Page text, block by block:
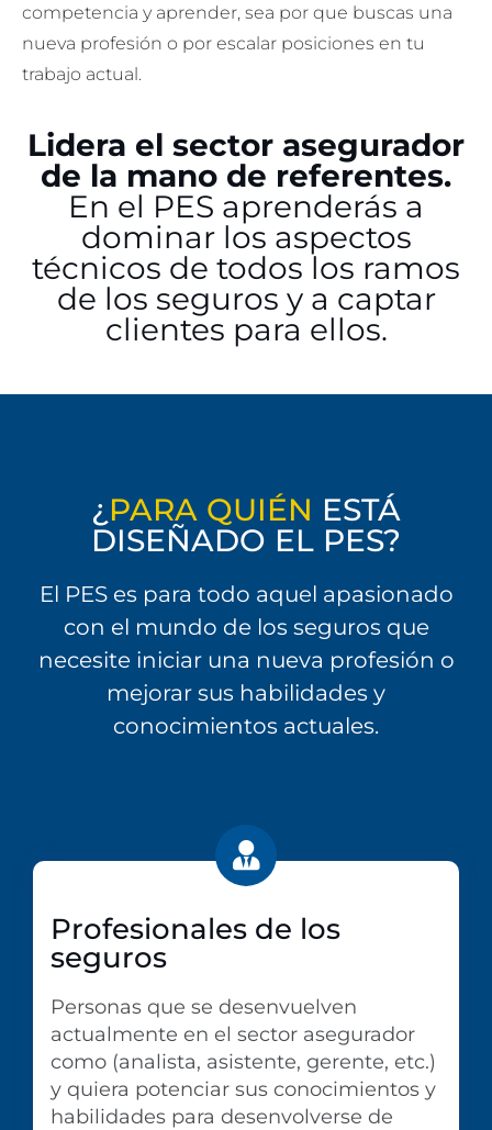
competencia y aprender, sea por que buscas una
nueva profesión o por escalar posiciones en tu
trabajo actual.
Lidera el sector asegurador
de la mano de referentes.
En el PES aprenderás a
dominar los aspectos
técnicos de todos los ramos
de los seguros y a captar
clientes para ellos.
¿ PARA QUIÉN ESTÁ
DISEÑADO EL PES?
El PES es para todo aquel apasionado
con el mundo de los seguros que
necesite iniciar una nueva profesión o
mejorar sus habilidades y
conocimientos actuales.
Profesionales de los
seguros
Personas que se desenvuelven
actualmente en el sector asegurador
como (analista, asistente, gerente, etc.)
y quiera potenciar sus conocimientos y
habilidades para desenvolverse de